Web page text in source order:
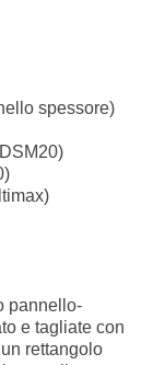
spessore)
pannello-
e tagliate con
rettangolo